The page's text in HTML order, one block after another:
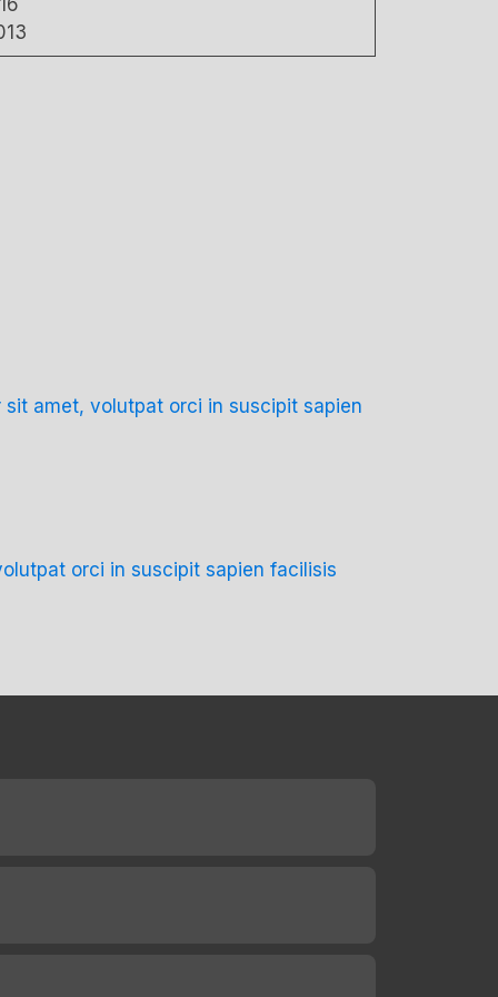
sit amet, volutpat orci in suscipit sapien
orci in suscipit sapien facilisis